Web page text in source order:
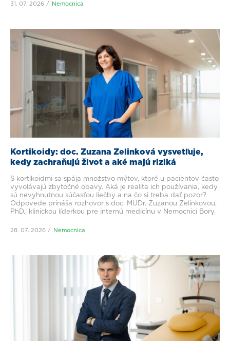
31. 07. 2026 Nemocnica
Kortikoidy: doc. Zuzana Zelinková vysvetľuje,
kedy zachraňujú život a aké majú riziká
S kortikoidmi sa spája množstvo mýtov, ktoré u pacientov často
vyvolávajú zbytočné obavy. Aká je realita ich používania, kedy
sú nevyhnutnou súčasťou liečby a na čo si treba dať pozor?
Odpovede prináša rozhovor s doc. MUDr. Zuzanou Zelinkovou,
PhD., klinickou líderkou pre internú medicínu v Nemocnici Bory.
28. 07. 2026 Nemocnica